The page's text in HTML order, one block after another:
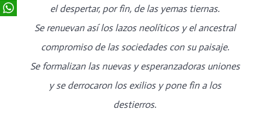
el despertar, por fin, de las yemas tiernas.
Se renuevan así los lazos neolíticos y el ancestral
compromiso de las sociedades con su paisaje.
Se formalizan las nuevas y esperanzadoras uniones
y se derrocaron los exilios y pone fin a los
destierros.